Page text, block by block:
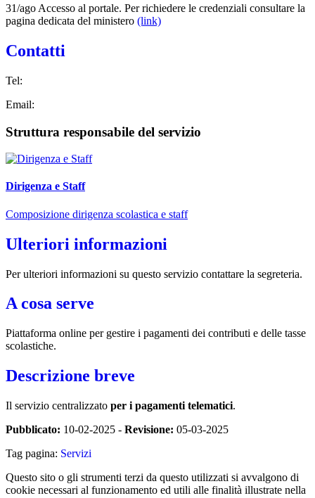
31/ago Accesso al portale. Per richiedere le credenziali consultare la
pagina dedicata del ministero (link)
Contatti
Tel:
Email:
Struttura responsabile del servizio
Dirigenza e Staff
Composizione dirigenza scolastica e staff
Ulteriori informazioni
Per ulteriori informazioni su questo servizio contattare la segreteria.
A cosa serve
Piattaforma online per gestire i pagamenti dei contributi e delle tasse
scolastiche.
Descrizione breve
Il servizio centralizzato per i pagamenti telematici.
Pubblicato: 10-02-2025 - Revisione: 05-03-2025
Tag pagina: Servizi
Questo sito o gli strumenti terzi da questo utilizzati si avvalgono di
cookie necessari al funzionamento ed utili alle finalità illustrate nella